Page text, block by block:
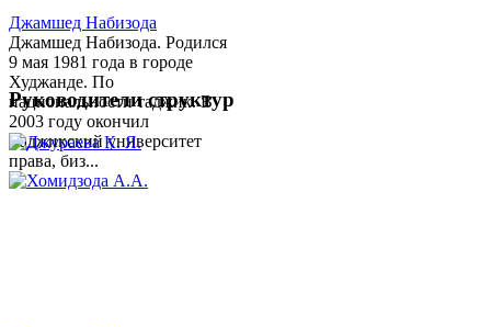
Джамшед Набизода
Джамшед Набизода. Родился
9 мая 1981 года в городе
Худжанде. По
национальности таджик. В
2003 году окончил
Таджикский университет
права, биз...
Руководители структур